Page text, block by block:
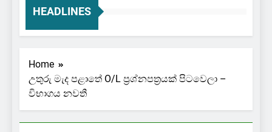
HEADLINES
Home
උතුරු මැද පළාතේ O/L ප්‍රශ්නපත්‍රයක් පිටවෙලා –
විභාගය නවතී